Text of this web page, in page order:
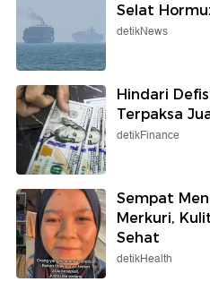
Selat
detikNews
Hindari
Terpaksa
detikFinance
Sempat
Merkuri,
Sehat
detikHealth